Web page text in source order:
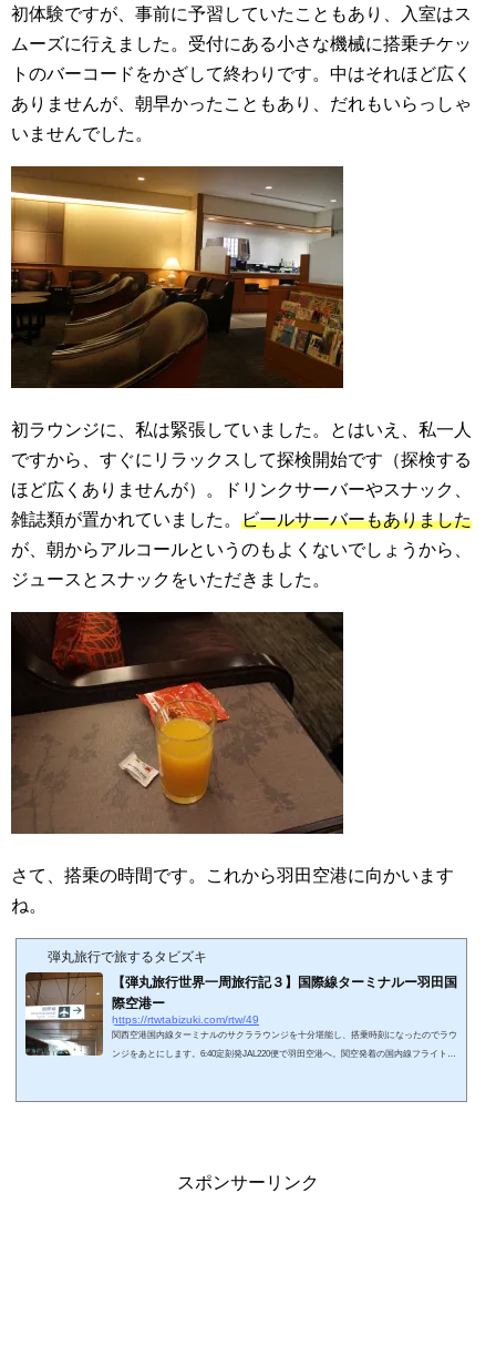
初体験ですが、事前に予習していたこともあり、入室はス
ムーズに行えました。受付にある小さな機械に搭乗チケッ
トのバーコードをかざして終わりです。中はそれほど広く
ありませんが、朝早かったこともあり、だれもいらっしゃ
いませんでした。
初ラウンジに、私は緊張していました。とはいえ、私一人
ですから、すぐにリラックスして探検開始です（探検する
ほど広くありませんが）。ドリンクサーバーやスナック、
雑誌類が置かれていました。 ビールサーバーもありました
が、朝からアルコールというのもよくないでしょうから、
ジュースとスナックをいただきました。
さて、搭乗の時間です。これから羽田空港に向かいます
ね。
弾丸旅行で旅するタビズキ
【弾丸旅行世界一周旅行記３】国際線ターミナルー羽田国
際空港ー
https://rtwtabizuki.com/rtw/49
関西空港国内線ターミナルのサクララウンジを十分堪能し、搭乗時刻になったのでラウ
ンジをあとにします。6:40定刻発JAL220便で羽田空港へ。関空発着の国内線フライトに
スポンサーリンク